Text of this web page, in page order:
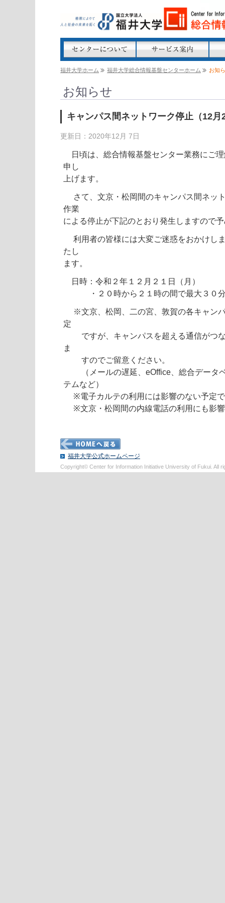
福井大学ホーム 福井大学総合情報基盤センターホーム お知
お知らせ
キャンパス間ネットワーク停止（12月
更新日：2020年12月 7日
日頃は、総合情報基盤センター業務にご
申し
上げます。
さて、文京・松岡間のキャンパス間ネッ
作業
による停止が下記のとおり発生しますので
利用者の皆様には大変ご迷惑をおかけし
たし
ます。
日時：令和２年１２月２１日（月）
・２０時から２１時の間で最大３０分
※文京、松岡、二の宮、敦賀の各キャン
定
ですが、キャンパスを超える通信がつな
ま
すのでご留意ください。
（メールの遅延、eOffice、総合データ
テムなど）
※電子カルテの利用には影響のない予定
※文京・松岡間の内線電話の利用にも影
福井大学公式ホームページ
Copyright© Center for Information Initiative University of Fukui. All